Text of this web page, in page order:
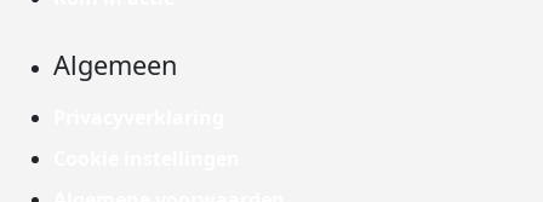
Algemeen